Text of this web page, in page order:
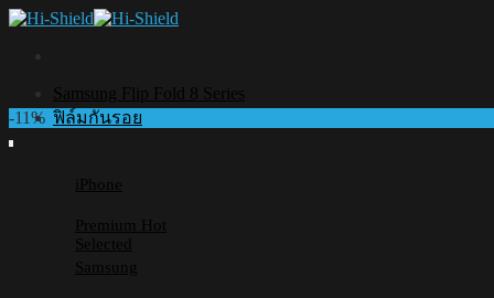
Skip
Samsung Flip Fold 8 Series
ฟิล์มกันรอย
iPhone
Premium
Selected
Samsung
-11%